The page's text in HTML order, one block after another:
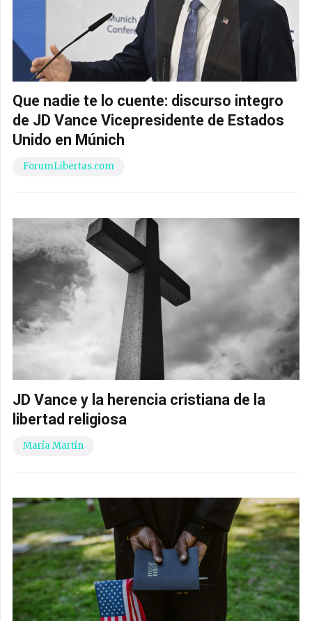
Que nadie te lo cuente: discurso integro
de JD Vance Vicepresidente de Estados
Unido en Múnich
ForumLibertas.com
JD Vance y la herencia cristiana de la
libertad religiosa
María Martín